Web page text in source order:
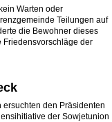
Warten oder
Teilungen auf
die Bewohner dieses
Friedensvorschläge der
ersuchten den Präsidenten
der Sowjetunion